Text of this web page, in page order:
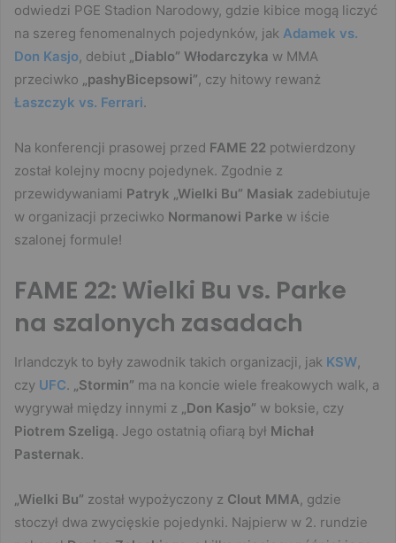
odwiedzi PGE Stadion Narodowy, gdzie kibice mogą liczyć
na szereg fenomenalnych pojedynków, jak Adamek vs.
Don Kasjo, debiut „Diablo” Włodarczyka w MMA
przeciwko
„pashyBicepsowi”, czy hitowy rewanż
Łaszczyk vs. Ferrari.
Na konferencji prasowej przed FAME 22 potwierdzony
został kolejny mocny pojedynek. Zgodnie z
przewidywaniami Patryk „Wielki Bu” Masiak zadebiutuje
w organizacji przeciwko Normanowi Parke w iście
szalonej formule!
FAME 22: Wielki Bu vs. Parke
na szalonych zasadach
Irlandczyk to były zawodnik takich organizacji, jak KSW,
czy UFC. „Stormin” ma na koncie wiele freakowych walk, a
wygrywał między innymi z „Don Kasjo” w boksie, czy
Piotrem Szeligą. Jego ostatnią ofiarą był Michał
Pasternak.
„Wielki Bu” został wypożyczony z Clout MMA, gdzie
stoczył dwa zwycięskie pojedynki. Najpierw w 2. rundzie